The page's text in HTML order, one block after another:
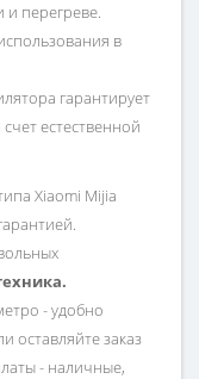
перегреве.
в
гарантирует
естественной
Xiaomi Mijia
- удобно
оставляйте заказ
- наличные,